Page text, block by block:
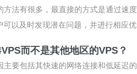
方法有很多，最直接的方式是通过速
以及时发现潜在问题，并进行相应优
而不是其他地区的VPS？
主要包括其快速的网络连接和低延迟